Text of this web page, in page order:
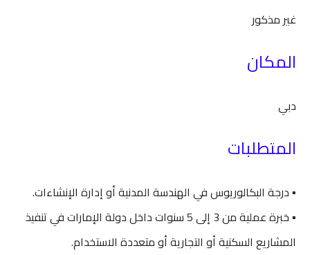
غير مذكور
المكان
دبي
المتطلبات
▪️ درجة البكالوريوس في الهندسة المدنية أو إدارة الإنشاءات.
▪️ خبرة عملية من 3 إلى 5 سنوات داخل دولة الإمارات في تنفيذ
المشاريع السكنية أو التجارية أو متعددة الاستخدام.